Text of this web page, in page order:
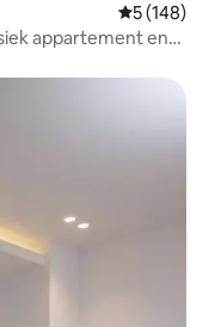
5 (148)
appartement en